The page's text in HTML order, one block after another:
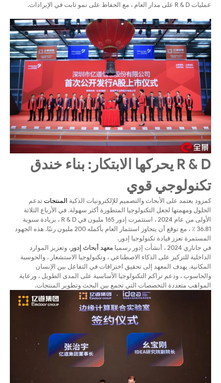
عمليات R & D على مدار العام ، مع الحفاظ على نمو ثابت في الإيرادات.
R & D يحركها الابتكار: بناء خندق
تكنولوجي قوي
كمزود يعتمد على الأبحاث والتصميم للإلكترونيات الذكية المنتجات تدعم
الحلول ومهمتها لجعل التكنولوجيا المتطورة أكثر سهولة. في الأرباع الثلاثة
الأولى من عام 2024 ، استثمرت إدور 165 مليون في R & D ، بزيادة سنوية
36.81 ٪ ، مع توقع أن يتجاوز استثمار العام بأكمله 200 مليون رنبًا. هذه الجهود
المستمرة تعزز قيادة تكنولوجيا إدور.
في جاناري 2024 ، أنشأت إدور رسميا
معهد أبحاث إدور ، وتعزيز الموارد
الداخلية للتركيز على الذكاء الاصطناعي ، وتكنولوجيا الاستشعار ، والحوسبة
المكانية. يهدف المعهد إلى تحقيق اختراقات في التفاعل بين الإنسان
والحاسوب ، ودعم تراكم التكنولوجيا الأساسية على المدى الطويل ، ورعاية
المواهب متعددة التخصصات التي تجمع بين البحث وتطوير المنتجات.